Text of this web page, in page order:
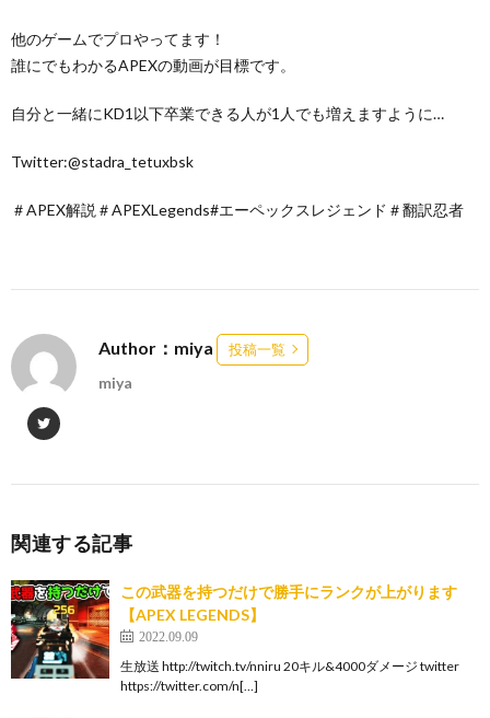
他のゲームでプロやってます！
誰にでもわかるAPEXの動画が目標です。
自分と一緒にKD1以下卒業できる人が1人でも増えますように…
Twitter:@stadra_tetuxbsk
＃APEX解説＃APEXLegends#エーペックスレジェンド＃翻訳忍者
Author：miya 投稿一覧
miya
関連する記事
この武器を持つだけで勝手にランクが上がります
【APEX LEGENDS】
2022.09.09
生放送 http://twitch.tv/nniru 20キル&4000ダメージ twitter
https://twitter.com/n[…]